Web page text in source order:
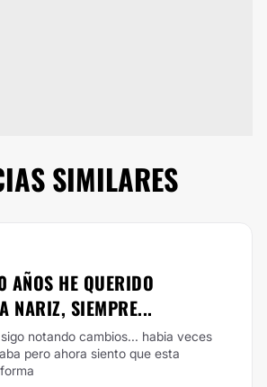
SIMILARES
AÑOS HE QUERIDO
NARIZ, SIEMPRE...
notando cambios... habia veces
pero ahora siento que esta